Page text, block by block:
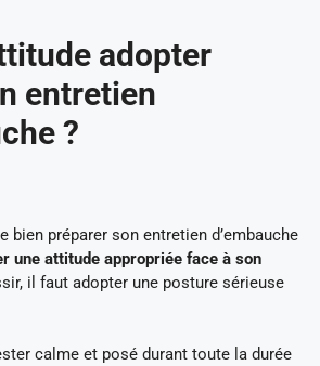
adopter
entretien
?
bien préparer son entretien d’embauche
une attitude appropriée face à son
il faut adopter une posture sérieuse
calme et posé durant toute la durée